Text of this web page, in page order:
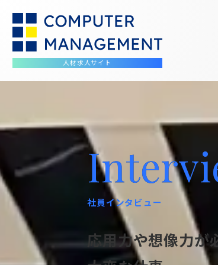
人材求人サイト
社員インタビュー
応用力や想像力が